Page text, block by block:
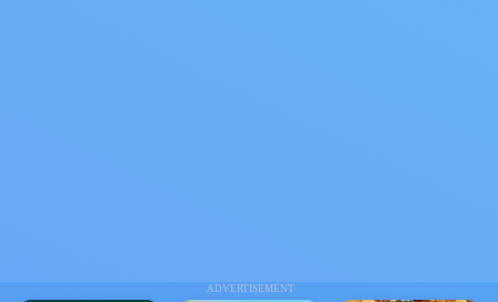
ADVERTISEMENT